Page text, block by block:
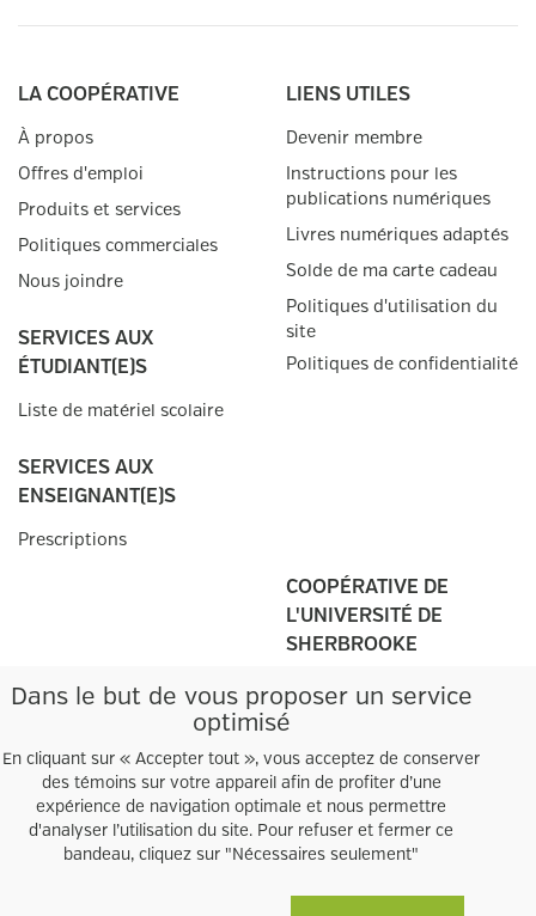
Dans le but de vous proposer un service
optimisé
En cliquant sur « Accepter tout », vous acceptez de conserver
des témoins sur votre appareil afin de profiter d’une
expérience de navigation optimale et nous permettre
d'analyser l’utilisation du site. Pour refuser et fermer ce
bandeau, cliquez sur "Nécessaires seulement"
LA COOPÉRATIVE
À propos
Offres d'emploi
Produits et services
Politiques commerciales
Nous joindre
SERVICES AUX
ÉTUDIANT(E)S
Liste de matériel scolaire
SERVICES AUX
ENSEIGNANT(E)S
Prescriptions
LIENS UTILES
Devenir membre
Instructions pour les
publications numériques
Livres numériques adaptés
Solde de ma carte cadeau
Politiques d'utilisation du
site
Politiques de confidentialité
COOPÉRATIVE DE
L'UNIVERSITÉ DE
SHERBROOKE
2500, boul. de l'Université
Tél.: 819 821-3599
Heures d'ouverture
Autres points de
Facebook
Twitter